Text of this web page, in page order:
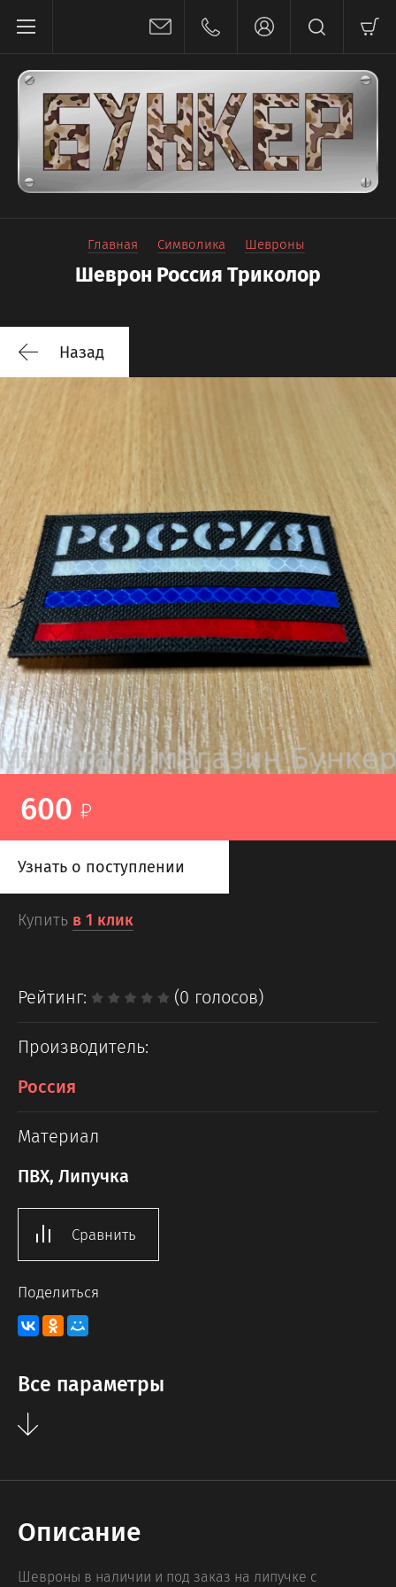
Главная Символика Шевроны
Шеврон Россия Триколор
Назад
600
Узнать о поступлении
Купить в 1 клик
Рейтинг: (0 голосов)
Производитель:
Россия
Материал
ПВХ, Липучка
Сравнить
Поделиться
Все параметры
Описание
Шевроны в наличии и под заказ на липучке с